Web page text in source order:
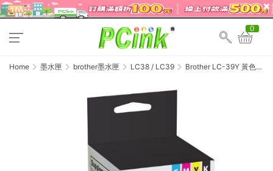
0
Home 墨水匣 brother墨水匣 LC38 / LC39
Brother LC-39Y 黃色相